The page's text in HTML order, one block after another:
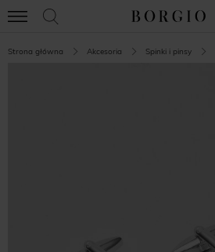
Strona główna Akcesoria Spinki i pinsy